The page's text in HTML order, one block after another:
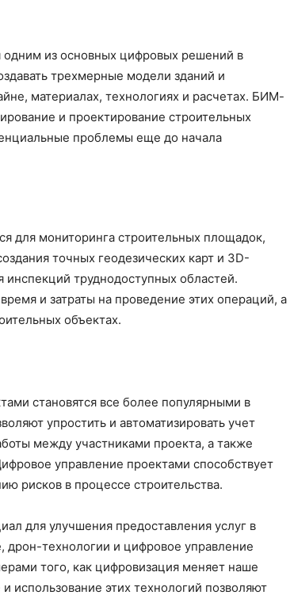
из основных цифровых решений в
трехмерные модели зданий и
материалах, технологиях и расчетах. БИМ-
и проектирование строительных
проблемы еще до начала
для мониторинга строительных площадок,
точных геодезических карт и 3D-
труднодоступных областей.
и затраты на проведение этих операций, а
объектах.
становятся все более популярными в
упростить и автоматизировать учет
между участниками проекта, а также
управление проектами способствует
рисков в процессе строительства.
для улучшения предоставления услуг в
технологии и цифровое управление
того, как цифровизация меняет наше
использование этих технологий позволяют